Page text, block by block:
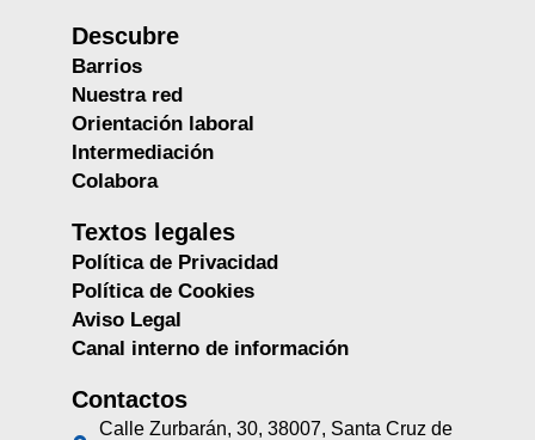
Descubre
Barrios
Nuestra red
Orientación laboral
Intermediación
Colabora
Textos legales
Política de Privacidad
Política de Cookies
Aviso Legal
Canal interno de información
Contactos
Calle Zurbarán, 30, 38007, Santa Cruz de